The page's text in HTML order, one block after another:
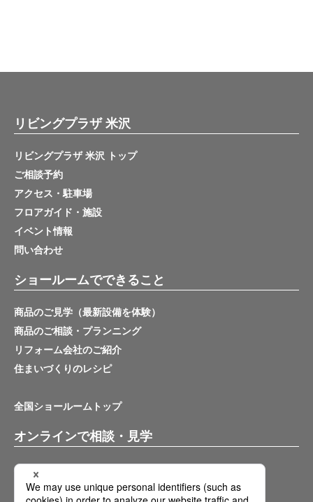
リビングプラザ 米沢
リビングプラザ 米沢 トップ
ご相談予約
アクセス・駐車場
フロアガイド・施設
イベント情報
問い合わせ
ショールームでできること
商品のご見学（最新設備を体験）
商品のご相談・プランニング
リフォーム会社のご紹介
住まいづくりのレシピ
全国ショールームトップ
オンラインで相談・見学
バーチャルショールーム
オンライン相談サービス